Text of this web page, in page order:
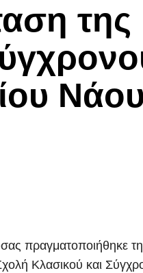
πραγματοποιήθηκε
Κλασικού και